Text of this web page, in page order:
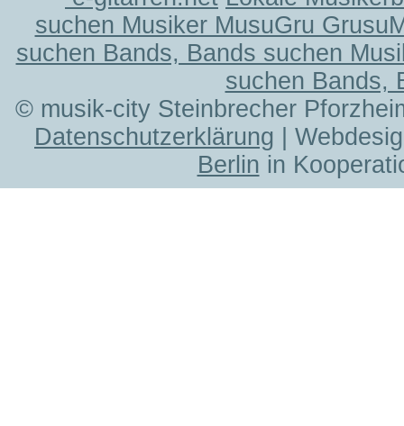
suchen Musiker MusuGru
suchen Bands, Bands suchen
suchen Bands,
© musik-city Steinbrecher
Datenschutzerklärung |
Berlin in